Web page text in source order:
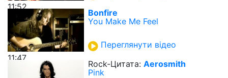
11:52
11:47
Bonfire
You Make Me Feel
Переглянути відео
Rock-Цитата: Aerosmith
Pink